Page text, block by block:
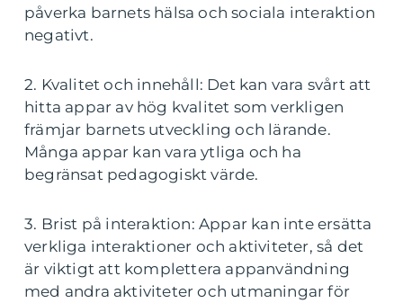
påverka barnets hälsa och sociala interaktion
negativt.
2. Kvalitet och innehåll: Det kan vara svårt att
hitta appar av hög kvalitet som verkligen
främjar barnets utveckling och lärande.
Många appar kan vara ytliga och ha
begränsat pedagogiskt värde.
3. Brist på interaktion: Appar kan inte ersätta
verkliga interaktioner och aktiviteter, så det
är viktigt att komplettera appanvändning
med andra aktiviteter och utmaningar för